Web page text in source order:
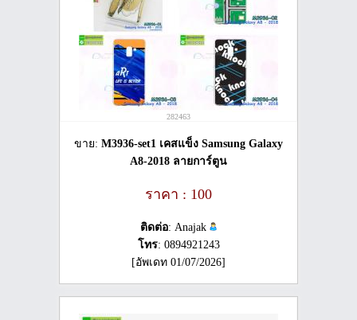
282463
ขาย: M3936-set1 เคสแข็ง Samsung Galaxy
A8-2018 ลายการ์ตูน
ราคา : 100
ติดต่อ: Anajak
โทร: 0894921243
[อัพเดท 01/07/2026]